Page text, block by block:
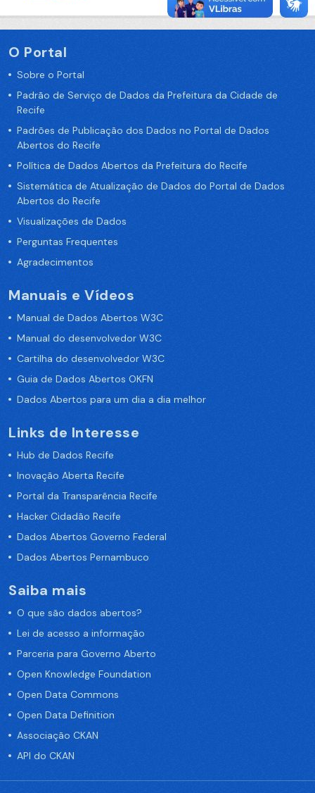
O Portal
Sobre o Portal
Padrão de Serviço de Dados da Prefeitura da Cidade de
Recife
Padrões de Publicação dos Dados no Portal de Dados
Abertos do Recife
Política de Dados Abertos da Prefeitura do Recife
Sistemática de Atualização de Dados do Portal de Dados
Abertos do Recife
Visualizações de Dados
Perguntas Frequentes
Agradecimentos
Manuais e Vídeos
Manual de Dados Abertos W3C
Manual do desenvolvedor W3C
Cartilha do desenvolvedor W3C
Guia de Dados Abertos OKFN
Dados Abertos para um dia a dia melhor
Links de Interesse
Hub de Dados Recife
Inovação Aberta Recife
Portal da Transparência Recife
Hacker Cidadão Recife
Dados Abertos Governo Federal
Dados Abertos Pernambuco
Saiba mais
O que são dados abertos?
Lei de acesso a informação
Parceria para Governo Aberto
Open Knowledge Foundation
Open Data Commons
Open Data Definition
Associação CKAN
API do CKAN